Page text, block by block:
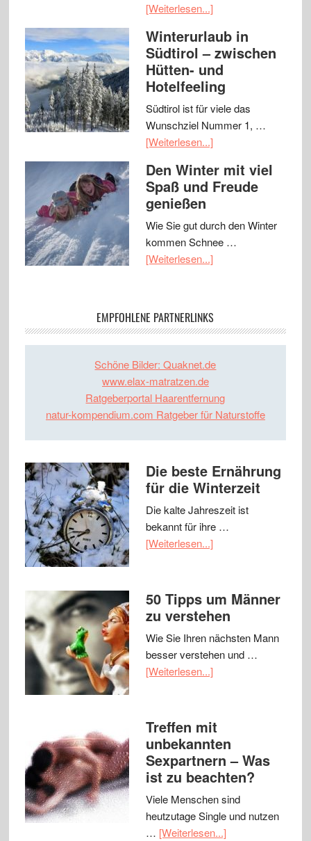
[Weiterlesen...]
Winterurlaub in
Südtirol – zwischen
Hütten- und
Hotelfeeling
Südtirol ist für viele das
Wunschziel Nummer 1, …
[Weiterlesen...]
Den Winter mit viel
Spaß und Freude
genießen
Wie Sie gut durch den Winter
kommen Schnee …
[Weiterlesen...]
EMPFOHLENE PARTNERLINKS
Schöne Bilder: Quaknet.de
www.elax-matratzen.de
Ratgeberportal Haarentfernung
natur-kompendium.com Ratgeber für Naturstoffe
Die beste Ernährung
für die Winterzeit
Die kalte Jahreszeit ist
bekannt für ihre …
[Weiterlesen...]
50 Tipps um Männer
zu verstehen
Wie Sie Ihren nächsten Mann
besser verstehen und …
[Weiterlesen...]
Treffen mit
unbekannten
Sexpartnern – Was
ist zu beachten?
Viele Menschen sind
heutzutage Single und nutzen
… [Weiterlesen...]